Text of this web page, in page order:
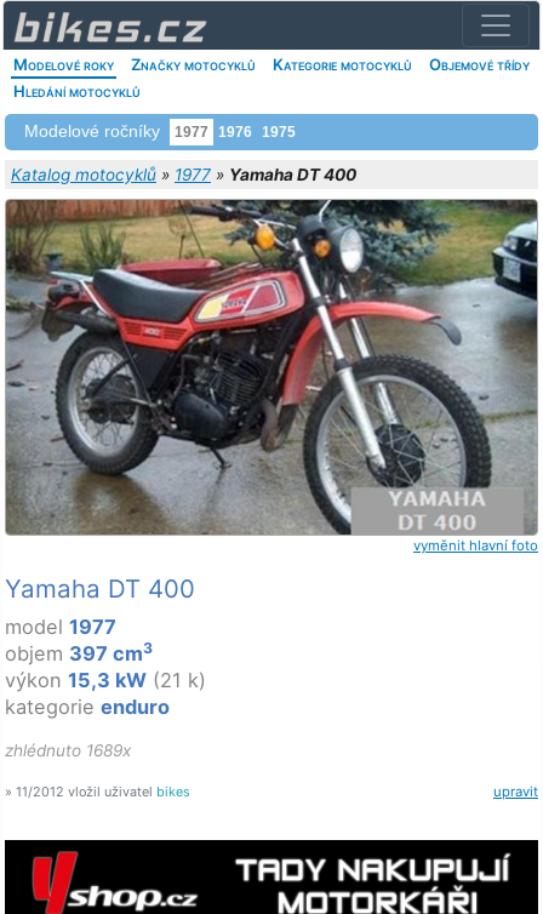
Modelové roky Značky motocyklů Kategorie motocyklů
Objemové třídy
Hledání motocyklů
Modelové ročníky 1977 1976 1975
Katalog motocyklů » 1977 » Yamaha DT 400
vyměnit hlavní foto
Yamaha DT 400
model 1977
objem 397 cm3
výkon 15,3 kW (21 k)
kategorie enduro
zhlédnuto 1689x
upravit
» 11/2012 vložil uživatel bikes